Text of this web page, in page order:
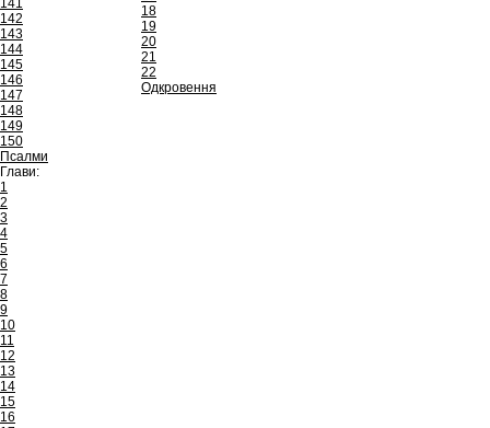
141
142
143
144
145
146
147
148
149
150
Псалми
Глави:
1
2
3
4
5
6
7
8
9
10
11
12
13
14
15
16
18
19
20
21
22
Одкровення